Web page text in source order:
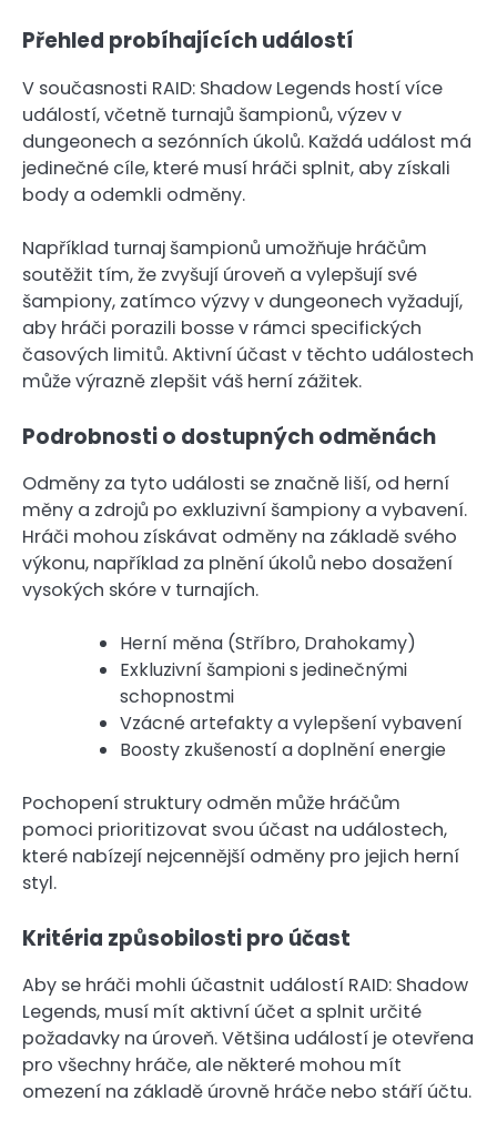
Přehled probíhajících událostí
V současnosti RAID: Shadow Legends hostí více
událostí, včetně turnajů šampionů, výzev v
dungeonech a sezónních úkolů. Každá událost má
jedinečné cíle, které musí hráči splnit, aby získali
body a odemkli odměny.
Například turnaj šampionů umožňuje hráčům
soutěžit tím, že zvyšují úroveň a vylepšují své
šampiony, zatímco výzvy v dungeonech vyžadují,
aby hráči porazili bosse v rámci specifických
časových limitů. Aktivní účast v těchto událostech
může výrazně zlepšit váš herní zážitek.
Podrobnosti o dostupných odměnách
Odměny za tyto události se značně liší, od herní
měny a zdrojů po exkluzivní šampiony a vybavení.
Hráči mohou získávat odměny na základě svého
výkonu, například za plnění úkolů nebo dosažení
vysokých skóre v turnajích.
Herní měna (Stříbro, Drahokamy)
Exkluzivní šampioni s jedinečnými
schopnostmi
Vzácné artefakty a vylepšení vybavení
Boosty zkušeností a doplnění energie
Pochopení struktury odměn může hráčům
pomoci prioritizovat svou účast na událostech,
které nabízejí nejcennější odměny pro jejich herní
styl.
Kritéria způsobilosti pro účast
Aby se hráči mohli účastnit událostí RAID: Shadow
Legends, musí mít aktivní účet a splnit určité
požadavky na úroveň. Většina událostí je otevřena
pro všechny hráče, ale některé mohou mít
omezení na základě úrovně hráče nebo stáří účtu.